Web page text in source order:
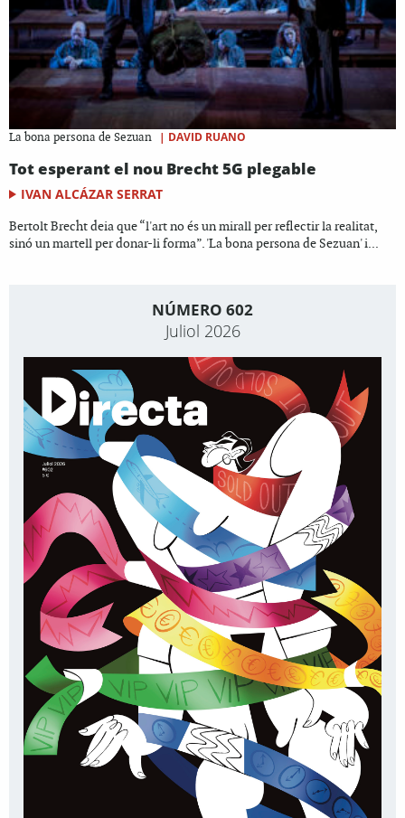
La bona persona de Sezuan | DAVID RUANO
Tot esperant el nou Brecht 5G plegable
IVAN ALCÁZAR SERRAT
Bertolt Brecht deia que “l'art no és un mirall per reflectir la realitat,
sinó un martell per donar-li forma”. 'La bona persona de Sezuan' i...
NÚMERO 602
Juliol 2026